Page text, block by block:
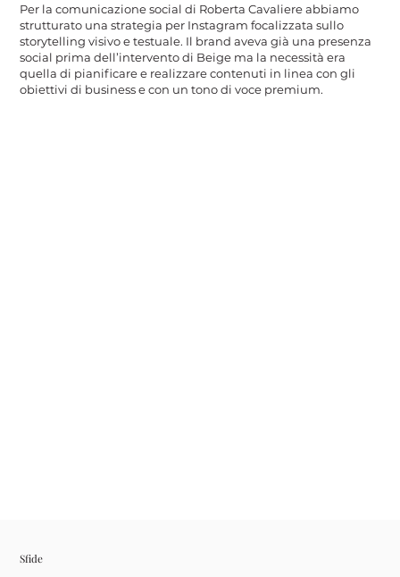
Per la comunicazione social di Roberta Cavaliere abbiamo
strutturato una strategia per Instagram focalizzata sullo
storytelling visivo e testuale. Il brand aveva già una presenza
social prima dell’intervento di Beige ma la necessità era
quella di pianificare e realizzare contenuti in linea con gli
obiettivi di business e con un tono di voce premium.
Sfide